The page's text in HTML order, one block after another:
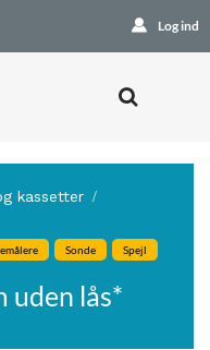
Log ind
kassetter
Sonde Spejl
uden lås*